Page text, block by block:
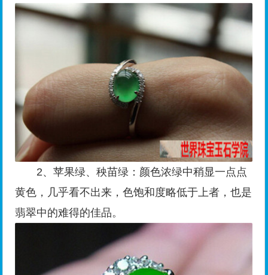
2、苹果绿、秧苗绿：颜色浓绿中稍显一点点
黄色，几乎看不出来，色饱和度略低于上者，也是
翡翠中的难得的佳品。